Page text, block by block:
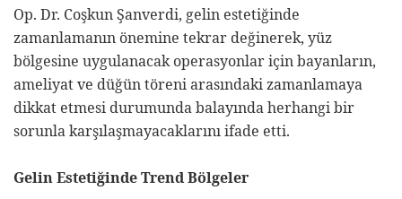
Op. Dr. Coşkun Şanverdi, gelin estetiğinde
zamanlamanın önemine tekrar değinerek, yüz
bölgesine uygulanacak operasyonlar için bayanların,
ameliyat ve düğün töreni arasındaki zamanlamaya
dikkat etmesi durumunda balayında herhangi bir
sorunla karşılaşmayacaklarını ifade etti.
Gelin Estetiğinde Trend Bölgeler